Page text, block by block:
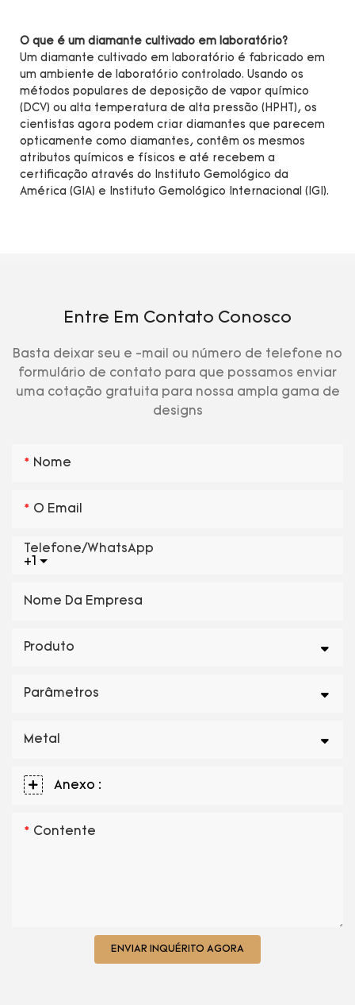
O que é um diamante cultivado em laboratório?
Um diamante cultivado em laboratório é fabricado em
um ambiente de laboratório controlado. Usando os
métodos populares de deposição de vapor químico
(DCV) ou alta temperatura de alta pressão (HPHT), os
cientistas agora podem criar diamantes que parecem
opticamente como diamantes, contêm os mesmos
atributos químicos e físicos e até recebem a
certificação através do Instituto Gemológico da
América (GIA) e Instituto Gemológico Internacional (IGI).
Entre Em Contato Conosco
Basta deixar seu e -mail ou número de telefone no
formulário de contato para que possamos enviar
uma cotação gratuita para nossa ampla gama de
designs
Nome
O Email
+1
Telefone/WhatsApp
Nome Da Empresa
Produto
Parâmetros
Metal
Anexo :
Contente
ENVIAR INQUÉRITO AGORA